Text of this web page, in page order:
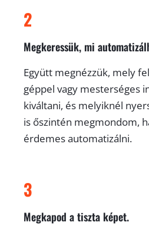
2
Megkeressük, mi
Együtt megnézzük, mely
géppel vagy mesterséges
kiváltani, és melyiknél
is őszintén megmondom,
érdemes automatizálni.
3
Megkapod a tiszta képet.